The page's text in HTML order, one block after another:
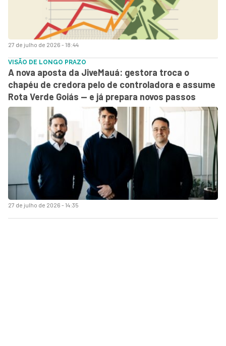
27 de julho de 2026 - 18:44
27 de julho de 2026 - 14:35
VISÃO DE LONGO PRAZO
A nova aposta da JiveMauá: gestora troca o
chapéu de credora pelo de controladora e assume
Rota Verde Goiás — e já prepara novos passos